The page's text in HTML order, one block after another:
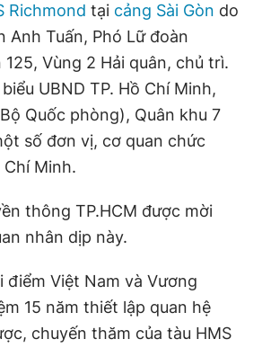
Liên hệ quảng cáo
0908 780 404
RSS
trực: Hải Thành
Hiếu Dũng
Việt Hưng
110/GP - BTTTT cấp ngày 24.3.2020
thuộc về Báo Thanh Niên. Cấm sao
nếu không có sự chấp thuận bằng văn
Technologies, JSC.
Richmond tại cảng Sài Gòn do
Anh Tuấn, Phó Lữ đoàn
Vùng 2 Hải quân, chủ trì.
UBND TP. Hồ Chí Minh,
Quốc phòng), Quân khu 7
số đơn vị, cơ quan chức
Chí Minh.
thông TP.HCM được mời
nhân dịp này.
điểm Việt Nam và Vương
15 năm thiết lập quan hệ
chuyến thăm của tàu HMS